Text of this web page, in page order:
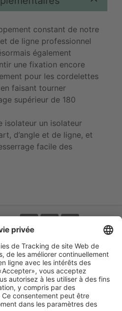
constant de notre
de ligne professionnel
également
une fixation encore
pour les cordelettes
faisant tourner
supérieur de 180
isolateur un isolateur
d’angle et de ligne, et
facile des
CGV
Mentions légales
Protection des données
Déclaration